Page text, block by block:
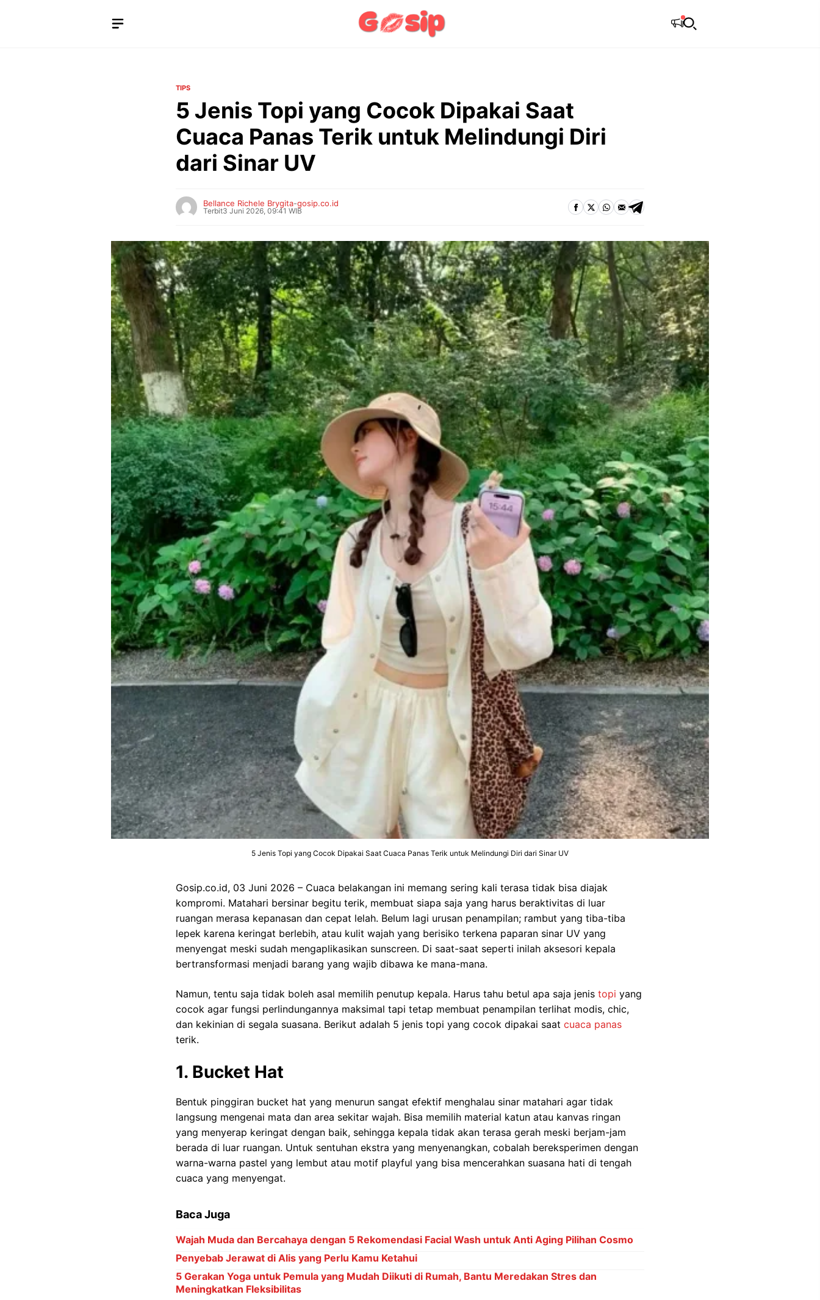
TIPS
5 Jenis Topi yang Cocok Dipakai Saat
Cuaca Panas Terik untuk Melindungi Diri
dari Sinar UV
Bellance Richele Brygita-gosip.co.id
Terbit3 Juni 2026, 09:41 WIB
5 Jenis Topi yang Cocok Dipakai Saat Cuaca Panas Terik untuk Melindungi Diri dari Sinar UV
Gosip.co.id, 03 Juni 2026 – Cuaca belakangan ini memang sering kali terasa tidak bisa diajak
kompromi. Matahari bersinar begitu terik, membuat siapa saja yang harus beraktivitas di luar
ruangan merasa kepanasan dan cepat lelah. Belum lagi urusan penampilan; rambut yang tiba-tiba
lepek karena keringat berlebih, atau kulit wajah yang berisiko terkena paparan sinar UV yang
menyengat meski sudah mengaplikasikan sunscreen. Di saat-saat seperti inilah aksesori kepala
bertransformasi menjadi barang yang wajib dibawa ke mana-mana.
Namun, tentu saja tidak boleh asal memilih penutup kepala. Harus tahu betul apa saja jenis topi yang
cocok agar fungsi perlindungannya maksimal tapi tetap membuat penampilan terlihat modis, chic,
dan kekinian di segala suasana. Berikut adalah 5 jenis topi yang cocok dipakai saat cuaca panas
terik.
1. Bucket Hat
Bentuk pinggiran bucket hat yang menurun sangat efektif menghalau sinar matahari agar tidak
langsung mengenai mata dan area sekitar wajah. Bisa memilih material katun atau kanvas ringan
yang menyerap keringat dengan baik, sehingga kepala tidak akan terasa gerah meski berjam-jam
berada di luar ruangan. Untuk sentuhan ekstra yang menyenangkan, cobalah bereksperimen dengan
warna-warna pastel yang lembut atau motif playful yang bisa mencerahkan suasana hati di tengah
cuaca yang menyengat.
Baca Juga
Wajah Muda dan Bercahaya dengan 5 Rekomendasi Facial Wash untuk Anti Aging Pilihan Cosmo
Penyebab Jerawat di Alis yang Perlu Kamu Ketahui
5 Gerakan Yoga untuk Pemula yang Mudah Diikuti di Rumah, Bantu Meredakan Stres dan
Meningkatkan Fleksibilitas